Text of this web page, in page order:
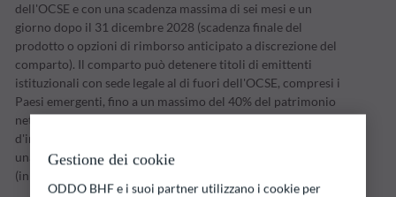
dell'OCSE e con una scadenza massima di sei mesi e un
giorno dopo il 31 dicembre 2028 (scadenza finale del
prodotto o opzioni di rimborso anticipato a discrezione del
comparto). Il comparto può detenere titoli di emittenti
istituzionali con sede legale al di fuori dell'OCSE, compresi i
Paesi emergenti, fino a un massimo del 40% del patrimonio
netto. Il comparto attuerà la propria strategia
d'investimento nel corso di un periodo d'investimento fino a
una data di scadenza stabilita dalla Società di gestione
(inizialmente il 31 dicembre 2028).
Gestione dei cookie
ODDO BHF e i suoi partner utilizzano i cookie per